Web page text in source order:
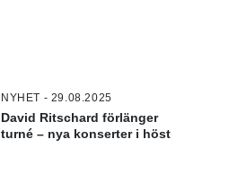
NYHET - 29.08.2025
David Ritschard förlänger
turné – nya konserter i höst